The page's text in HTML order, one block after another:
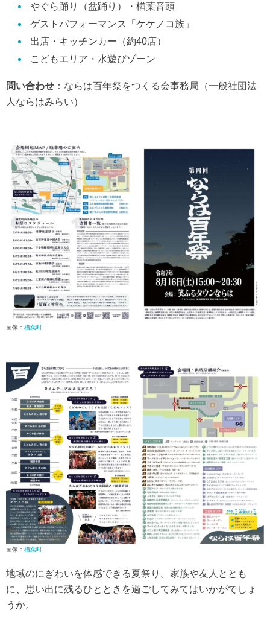
やぐら踊り（盆踊り）・楢葉音頭
ゲストパフォーマンス「ケケノコ族」
出店・キッチンカー（約40店）
こどもエリア・水遊びゾーン
問い合わせ ：ならは百年祭をつくる会事務局（一般社団法
人ならはみらい）
画像： 楢葉町
画像： 楢葉町
地域のにぎわいを体感できる夏祭り。家族や友人ととも
に、思い出に残るひとときを過ごしてみてはいかがでしょ
うか。